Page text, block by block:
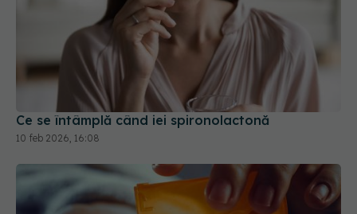
Ce se întâmplă când iei spironolactonă
10 feb 2026, 16:08